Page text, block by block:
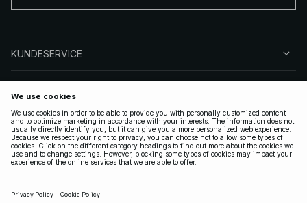
KUNDESERVICE
FØLG OSS
LOVLIG